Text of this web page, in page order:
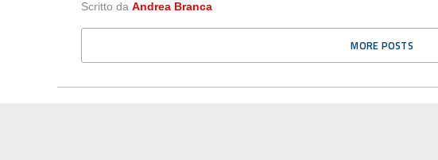
Scritto da Andrea Branca
MORE POSTS